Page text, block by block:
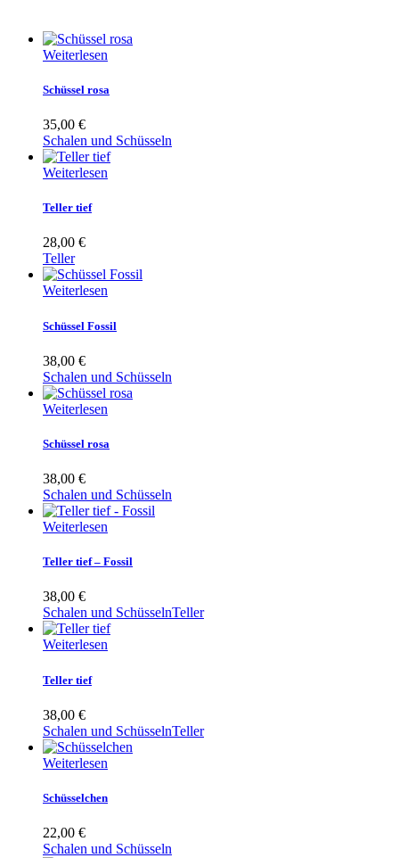
Weiterlesen
Schüssel rosa
35,00 €
Schalen und Schüsseln
Weiterlesen
Teller tief
28,00 €
Teller
Weiterlesen
Schüssel Fossil
38,00 €
Schalen und Schüsseln
Weiterlesen
Schüssel rosa
38,00 €
Schalen und Schüsseln
Weiterlesen
Teller tief – Fossil
38,00 €
Schalen und SchüsselnTeller
Weiterlesen
Teller tief
38,00 €
Schalen und SchüsselnTeller
Weiterlesen
Schüsselchen
22,00 €
Schalen und Schüsseln